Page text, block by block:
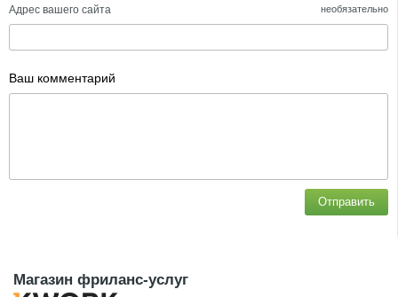
Адрес вашего сайта необязательно
Ваш комментарий
Отправить
Магазин фриланс-услуг